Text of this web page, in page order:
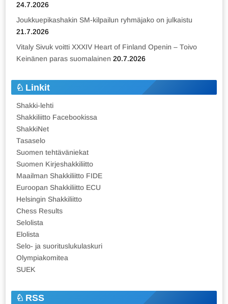
24.7.2026
Joukkuepikashakin SM-kilpailun ryhmäjako on julkaistu
21.7.2026
Vitaly Sivuk voitti XXXIV Heart of Finland Openin – Toivo
Keinänen paras suomalainen 20.7.2026
Linkit
Shakki-lehti
Shakkiliitto Facebookissa
ShakkiNet
Tasaselo
Suomen tehtäväniekat
Suomen Kirjeshakkiliitto
Maailman Shakkiliitto FIDE
Euroopan Shakkiliitto ECU
Helsingin Shakkiliitto
Chess Results
Selolista
Elolista
Selo- ja suorituslukulaskuri
Olympiakomitea
SUEK
RSS